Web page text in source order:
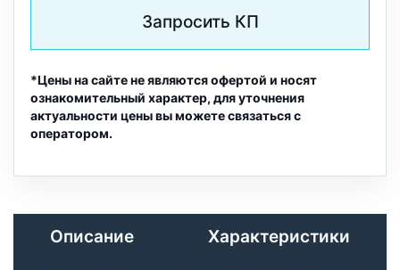
Запросить КП
*Цены на сайте не являются офертой и носят
ознакомительный характер, для уточнения
актуальности цены вы можете связаться с
оператором.
Описание Характеристики